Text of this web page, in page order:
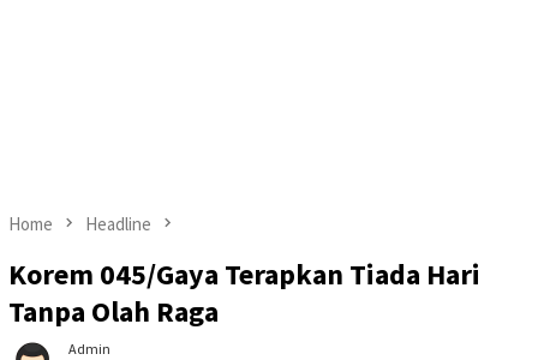
Home Headline
Korem 045/Gaya Terapkan Tiada Hari
Tanpa Olah Raga
Admin